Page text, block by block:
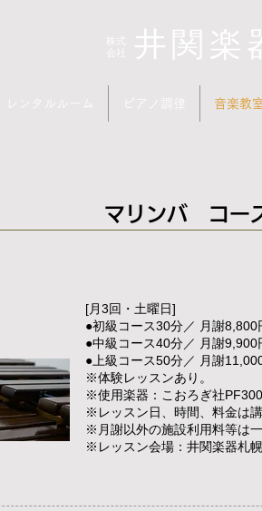
​株式
会社 井関楽
レンタルルーム ピアノ調律 音楽教
マリンバ コー
[月3回・土曜日]
●初級コース30分／ 月謝8,800
●中級コース40分／ 月謝9,900
●上級コース50分／ 月謝
​※体験レッスンあり。
​※使用楽器：こおろぎ社
​※レッスン日、時間、料金は
​※月謝以外の施設利用料等は一
​※レッスン会場：井関楽器札